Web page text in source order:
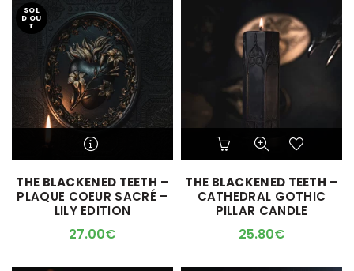
choisies
sur
la
page
du
produit
sur
la
page
SOL
D OU
T
M'ALERTER QUAND
L'ARTICLE SERA DISPO !
THE BLACKENED TEETH –
PLAQUE COEUR SACRÉ –
LILY EDITION
27.00€
THE BLACKENED TEETH –
CATHEDRAL GOTHIC
PILLAR CANDLE
25.80€